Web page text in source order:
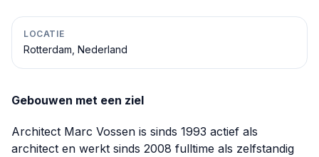
LOCATIE
Rotterdam, Nederland
Gebouwen met een ziel
Architect Marc Vossen is sinds 1993 actief als
architect en werkt sinds 2008 fulltime als zelfstandig